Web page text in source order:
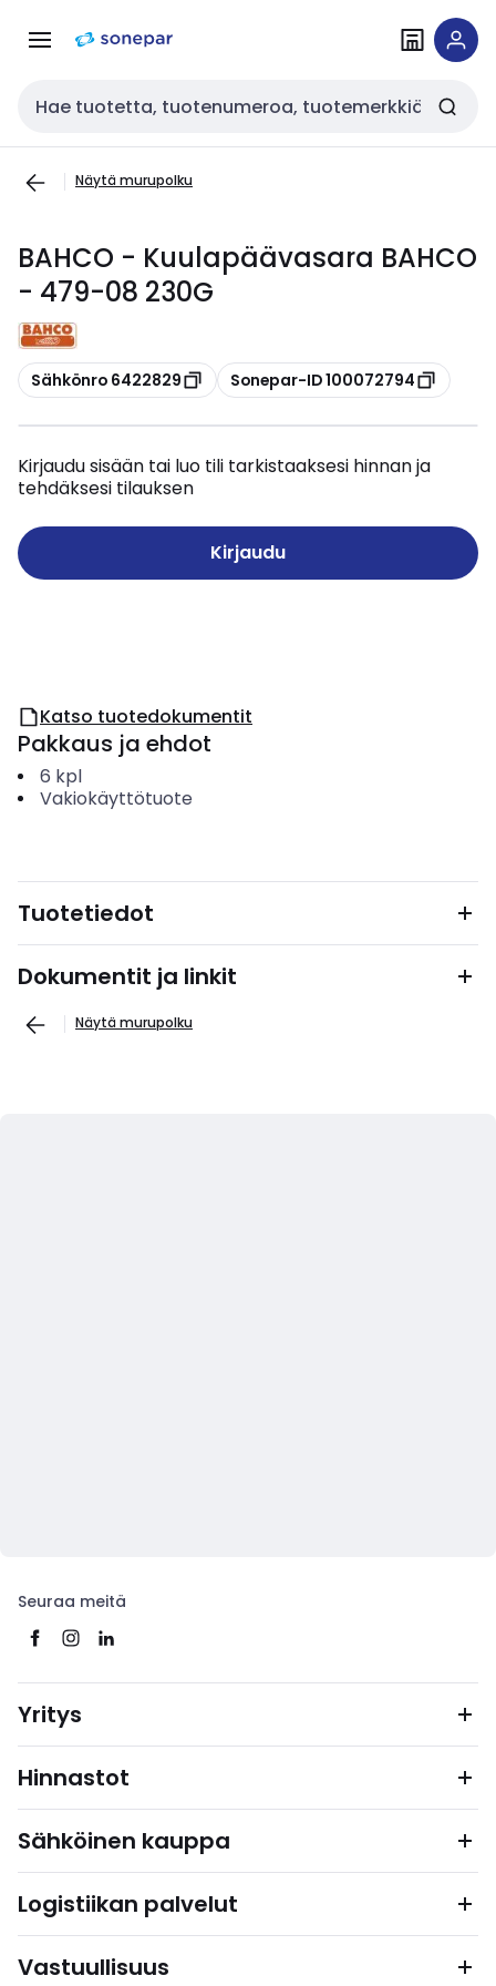
navigointiinsisältöön
Haku
Näytä murupolku
BAHCO - Kuulapäävasara BAHCO
- 479-08 230G
Kopioi
Sähkönro 6422829 Kopioi
Sonepar-ID 100072794
Kirjaudu sisään tai luo tili tarkistaaksesi hinnan ja
tehdäksesi tilauksen
Kirjaudu
Katso tuotedokumentit
Pakkaus ja ehdot
6 kpl
Vakiokäyttötuote
Tuotetiedot
Dokumentit ja linkit
Näytä murupolku
Seuraa meitä
Yritys
Hinnastot
Sähköinen kauppa
Logistiikan palvelut
Vastuullisuus